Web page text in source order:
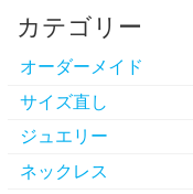
カテゴリー
オーダーメイド
サイズ直し
ジュエリー
ネックレス